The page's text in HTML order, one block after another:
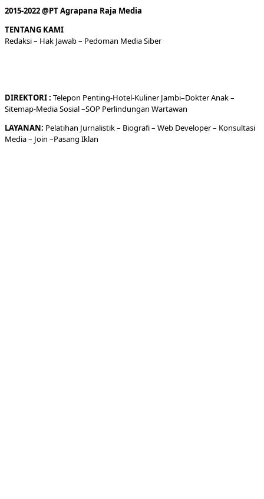
2015-2022 @PT Agrapana Raja Media
TENTANG KAMI
Redaksi– Hak Jawab – Pedoman Media Siber
DIREKTORI: Telepon Penting-Hotel-KulinerJambi–DokterAnak –
Sitemap-Media Sosial –SOP Perlindungan Wartawan
LAYANAN: Pelatihan Jurnalistik – Biografi– Web Developer– Konsultasi
Media– Join –Pasang Iklan